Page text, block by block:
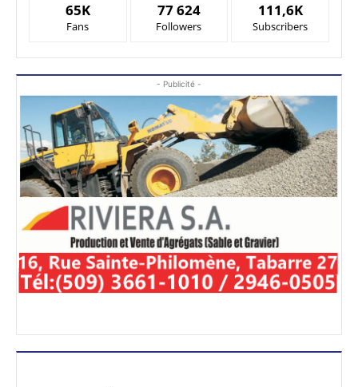
65K
Fans
77 624
Followers
111,6K
Subscribers
- Publicité -